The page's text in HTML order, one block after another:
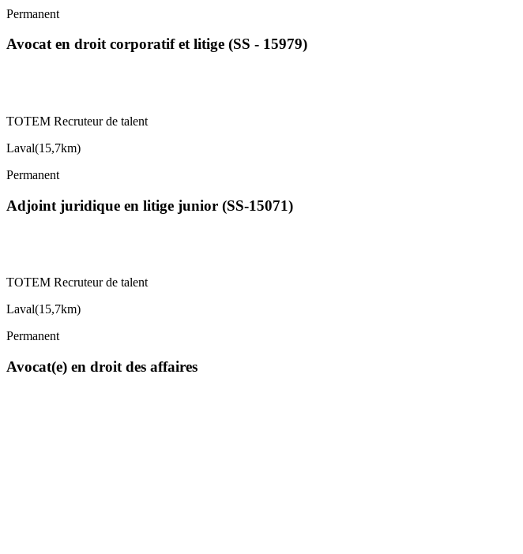
Permanent
Avocat en droit corporatif et litige (SS - 15979)
TOTEM Recruteur de talent
Laval(15,7km)
Permanent
Adjoint juridique en litige junior (SS-15071)
TOTEM Recruteur de talent
Laval(15,7km)
Permanent
Avocat(e) en droit des affaires